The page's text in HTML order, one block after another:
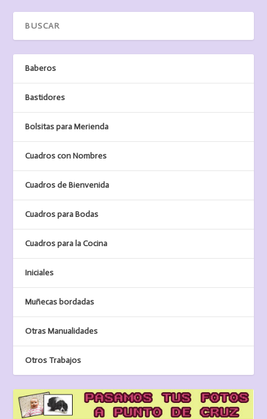
Baberos
Bastidores
Bolsitas para Merienda
Cuadros con Nombres
Cuadros de Bienvenida
Cuadros para Bodas
Cuadros para la Cocina
Iniciales
Muñecas bordadas
Otras Manualidades
Otros Trabajos